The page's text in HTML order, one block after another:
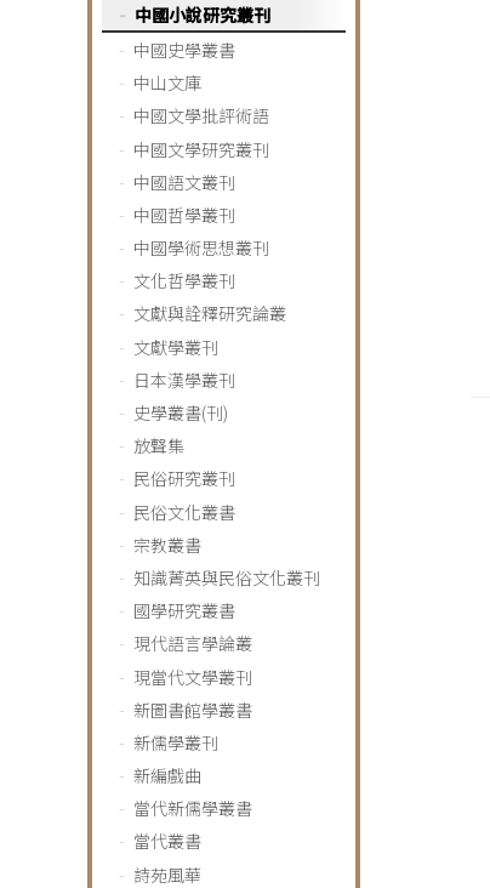
中國小說研究叢刊
中國史學叢書
中山文庫
中國文學批評術語
中國文學研究叢刊
中國語文叢刊
中國哲學叢刊
中國學術思想叢刊
文化哲學叢刊
文獻與詮釋研究論叢
文獻學叢刊
日本漢學叢刊
史學叢書(刊)
放聲集
民俗研究叢刊
民俗文化叢書
宗教叢書
知識菁英與民俗文化叢刊
國學研究叢書
現代語言學論叢
現當代文學叢刊
新圖書館學叢書
新儒學叢刊
新編戲曲
當代新儒學叢書
當代叢書
詩苑風華